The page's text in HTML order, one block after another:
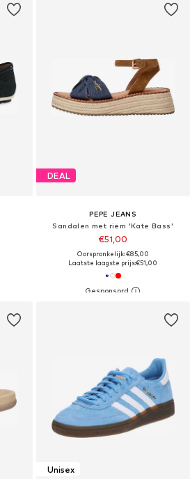
DEAL
PEPE JEANS
Sandalen met riem 'Kate Bass'
€51,00
Oorspronkelijk: €85,00
Laatste laagste prijs:€51,00
Unisex